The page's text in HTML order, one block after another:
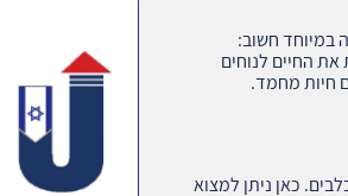
במיוחד חשוב:
החיים לנוחים
חיות מחמד.
כאן ניתן למצוא